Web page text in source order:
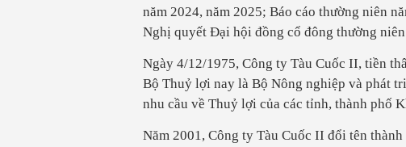
năm 2024, năm 2025; Báo cáo thường niên
Nghị quyết Đại hội đồng cổ đông thường
Ngày 4/12/1975, Công ty Tàu Cuốc II, tiền
Bộ Thuỷ lợi nay là Bộ Nông nghiệp và phát
nhu cầu về Thuỷ lợi của các tỉnh, thành phố
Năm 2001, Công ty Tàu Cuốc II đổi tên